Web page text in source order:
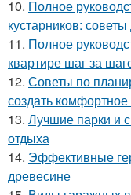
10. Полное
кустарников:
11. Полное
квартире шаг за
12. Советы по
создать
13. Лучшие парки и
отдыха
14. Эффективные
древесине